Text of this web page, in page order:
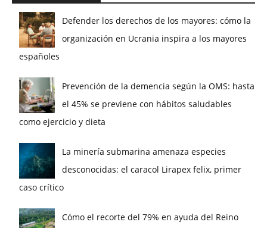
Defender los derechos de los mayores: cómo la
organización en Ucrania inspira a los mayores
españoles
Prevención de la demencia según la OMS: hasta
el 45% se previene con hábitos saludables
como ejercicio y dieta
La minería submarina amenaza especies
desconocidas: el caracol Lirapex felix, primer
caso crítico
Cómo el recorte del 79% en ayuda del Reino